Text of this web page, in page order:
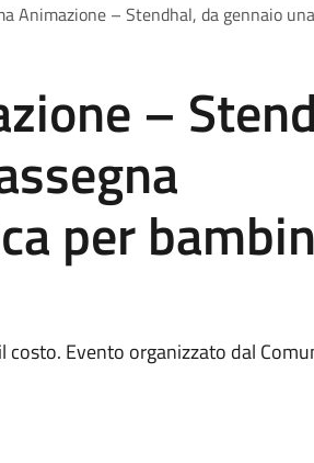
Animazione – Stendhal, da gennaio
–
per
costo. Evento organizzato dal